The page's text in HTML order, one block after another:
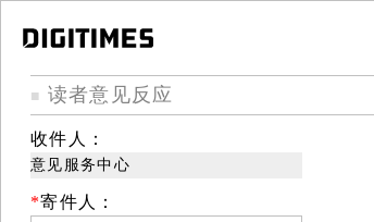
■ 读者意见反应
收件人：
意见服务中心
*寄件人：